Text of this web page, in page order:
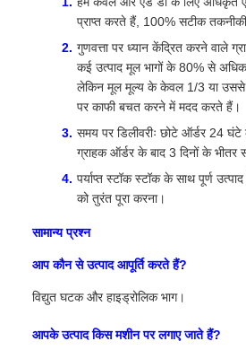
प्राप्त करते हैं, 100% सटीक
गुणवत्ता पर ध्यान केंद्रित करने वाले
कई उत्पाद मूल भागों के 80% से
लेकिन मूल मूल्य के केवल 1/3 या
पर काफी बचत करने में मदद करते हैं।
समय पर डिलीवरीः छोटे ऑर्डर 24
ग्राहक ऑर्डर के बाद 3 दिनों के भीतर
पर्याप्त स्टॉक स्टॉक के साथ पूर्ण
को तुरंत पूरा करना।
सामान्य प्रश्न
आप कौन से उत्पाद आपूर्ति करते हैं?
विद्युत घटक और हाइड्रोलिक भाग।
आपके उत्पाद किस मशीन पर लगाए जाते हैं?